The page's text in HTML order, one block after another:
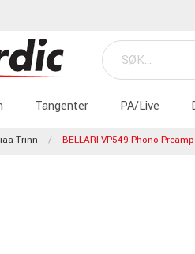
Tangenter PA/Live
Trinn BELLARI VP549 Phono Preamp